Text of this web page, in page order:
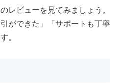
レビューを見てみましょう。
ができた」「サポートも丁寧
。